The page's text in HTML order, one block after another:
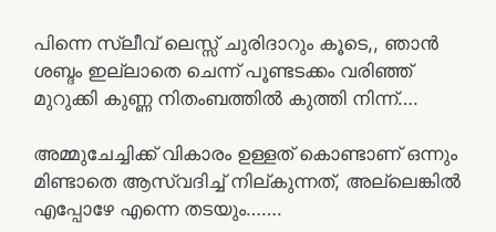
പിന്നെ സ്ലീവ് ലെസ്സ് ചുരിദാറും കൂടെ,, ഞാൻ
ശബ്ദം ഇല്ലാതെ ചെന്ന് പൂണ്ടടക്കം വരിഞ്ഞ്
മുറുക്കി കുണ്ണ നിതംബത്തിൽ കുത്തി നിന്ന്….
അമ്മുചേച്ചിക്ക് വികാരം ഉള്ളത് കൊണ്ടാണ് ഒന്നും
മിണ്ടാതെ ആസ്വദിച്ച് നില്കുന്നത്, അല്ലെങ്കിൽ
എപ്പോഴേ എന്നെ തടയും…….